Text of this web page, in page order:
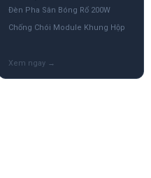
Đèn Pha Sân Bóng Rổ 200W
Chống Chói Module Khung Hộp